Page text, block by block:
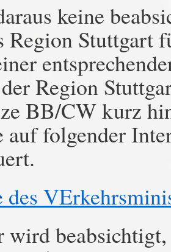
keine
Region Stuttgart
Region
BB/CW kurz
auf folgender
des